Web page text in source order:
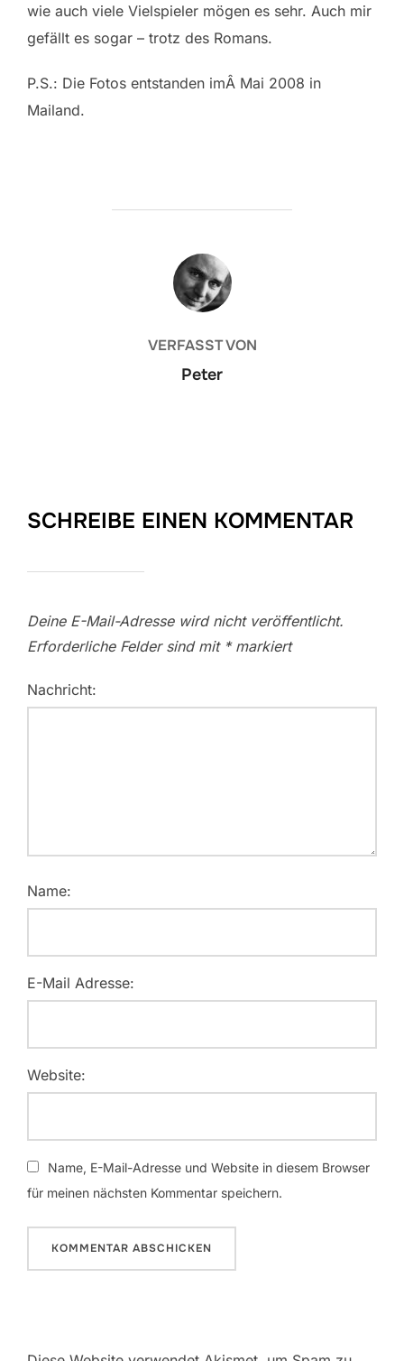
wie auch viele Vielspieler mögen es sehr. Auch mir
gefällt es sogar – trotz des Romans.
P.S.: Die Fotos entstanden imÂ Mai 2008 in
Mailand.
BEITRAGSAUTOR
VERFASST VON
Peter
SCHREIBE EINEN KOMMENTAR
Deine E-Mail-Adresse wird nicht veröffentlicht.
Erforderliche Felder sind mit *markiert
Nachricht:
Name:
E-Mail Adresse:
Website:
Name, E-Mail-Adresse und Website in diesem Browser
für meinen nächsten Kommentar speichern.